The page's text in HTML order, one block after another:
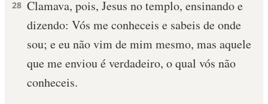
28 Clamava, pois, Jesus no templo, ensinando e
dizendo: Vós me conheceis e sabeis de onde
sou; e eu não vim de mim mesmo, mas aquele
que me enviou é verdadeiro, o qual vós não
conheceis.